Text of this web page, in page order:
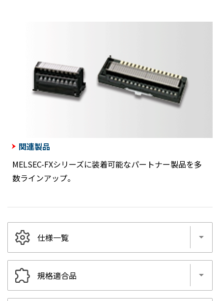
関連製品
MELSEC-FXシリーズに装着可能なパートナー製品を多
数ラインアップ。
仕様一覧
シーケンサ本体
入出力増設
アナログ
規格適合品